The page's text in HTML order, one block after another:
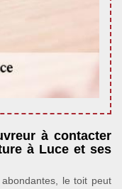
à contacter
à Luce et ses
le toit peut